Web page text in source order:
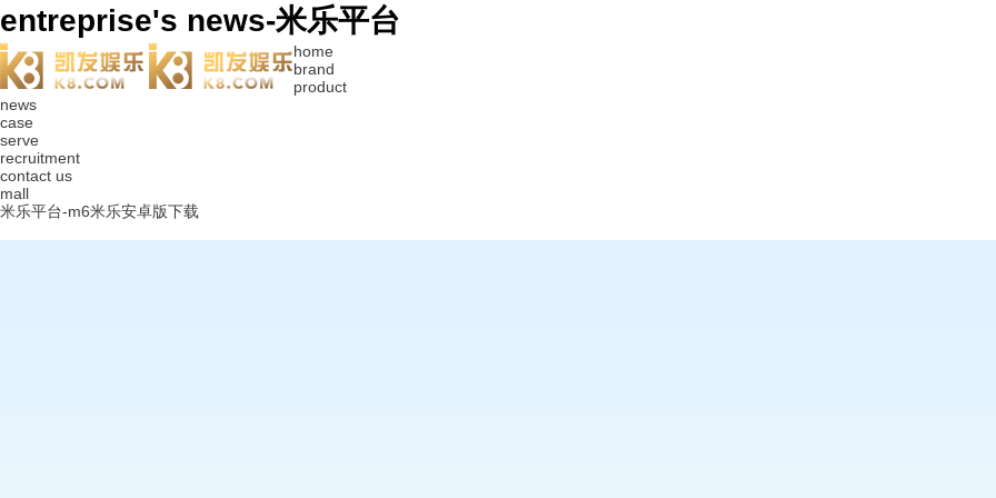
entreprise's news-米乐平台
home
brand
product
news
case
serve
recruitment
contact us
mall
米乐平台-m6米乐安卓版下载